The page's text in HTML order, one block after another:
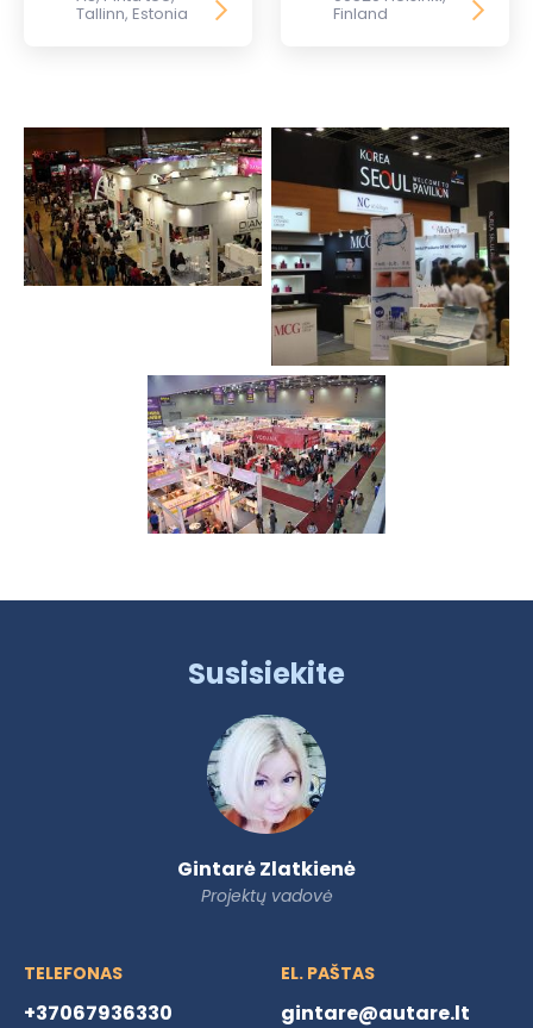
Tallinn, Estonia Finland
Susisiekite
Gintarė Zlatkienė
Projektų vadovė
TELEFONAS
+37067936330
EL. PAŠTAS
gintare@autare.lt